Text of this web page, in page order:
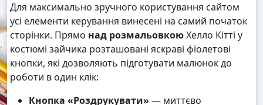
Для максимально зручного користування сайтом
усі елементи керування винесені на самий початок
сторінки. Прямо над розмальовкоюХелло Кітті у
костюмі зайчика розташовані яскраві фіолетові
кнопки, які дозволяють підготувати малюнок до
роботи в один клік:
Кнопка «Роздрукувати» — миттєво